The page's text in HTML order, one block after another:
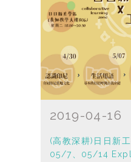
2019-04-16
(高教深耕)日日新
05/7、05/14